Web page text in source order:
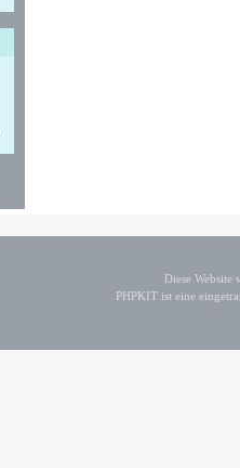
Diese
PHPKIT ist eine